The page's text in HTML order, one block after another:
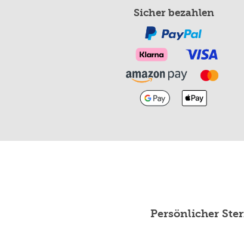
Sicher bezahlen
Persönlicher